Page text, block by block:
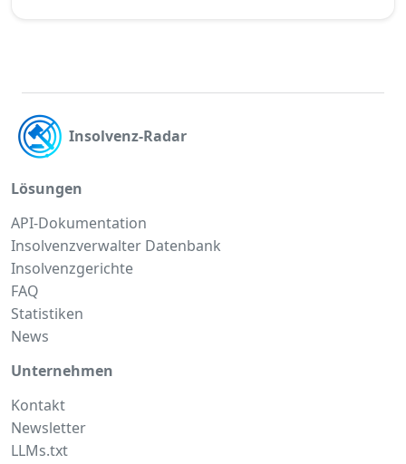
Insolvenz-Radar
Lösungen
API-Dokumentation
Insolvenzverwalter Datenbank
Insolvenzgerichte
FAQ
Statistiken
News
Unternehmen
Kontakt
Newsletter
LLMs.txt